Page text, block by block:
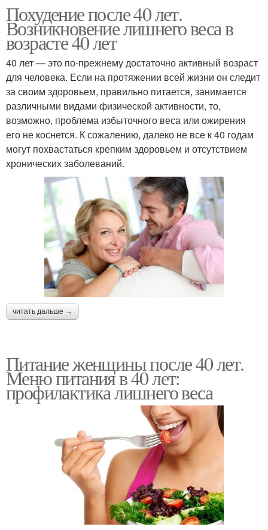
Похудение после 40 лет.
Возникновение лишнего веса в
возрасте 40 лет
40 лет — это по-прежнему достаточно активный возраст
для человека. Если на протяжении всей жизни он следит
за своим здоровьем, правильно питается, занимается
различными видами физической активности, то,
возможно, проблема избыточного веса или ожирения
его не коснется. К сожалению, далеко не все к 40 годам
могут похвастаться крепким здоровьем и отсутствием
хронических заболеваний.
читать дальше →
Питание женщины после 40 лет.
Меню питания в 40 лет:
профилактика лишнего веса